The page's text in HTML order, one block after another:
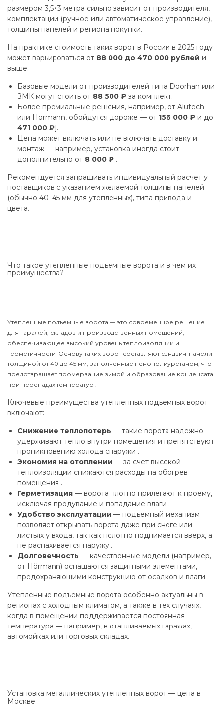
размером 3,5×3 метра сильно зависит от производителя,
комплектации (ручное или автоматическое управление),
толщины панелей и региона покупки.
На практике стоимость таких ворот в России в 2025 году
может варьироваться от 88 000 до 470 000 рублей и
выше:
Базовые модели от производителей типа Doorhan или
ЗМК могут стоить от 88 500 ₽ за комплект.
Более премиальные решения, например, от Alutech
или Hormann, обойдутся дороже — от 156 000 ₽ и до
471 000 ₽].
Цена может включать или не включать доставку и
монтаж — например, установка иногда стоит
дополнительно от 8 000 ₽ .
Рекомендуется запрашивать индивидуальный расчет у
поставщиков с указанием желаемой толщины панелей
(обычно 40–45 мм для утепленных), типа привода и
цвета.
Что такое утепленные подъемные ворота и в чем их
преимущества?
Утепленные подъемные ворота — это современное решение
для гаражей, складов и производственных помещений,
обеспечивающее высокий уровень теплоизоляции и
герметичности. Основу таких ворот составляют сэндвич-панели
толщиной от 40 до 45 мм, заполненные пенополиуретаном, что
предотвращает промерзание зимой и образование конденсата
при перепадах температур .
Ключевые преимущества утепленных подъемных ворот
включают:
Снижение теплопотерь — такие ворота надежно
удерживают тепло внутри помещения и препятствуют
проникновению холода снаружи .
Экономия на отоплении — за счет высокой
теплоизоляции снижаются расходы на обогрев
помещения .
Герметизация — ворота плотно прилегают к проему,
исключая продувание и попадание влаги .
Удобство эксплуатации — подъемный механизм
позволяет открывать ворота даже при снеге или
листьях у входа, так как полотно поднимается вверх, а
не распахивается наружу .
Долговечность — качественные модели (например,
от Hörmann) оснащаются защитными элементами,
предохраняющими конструкцию от осадков и влаги .
Утепленные подъемные ворота особенно актуальны в
регионах с холодным климатом, а также в тех случаях,
когда в помещении поддерживается постоянная
температура — например, в отапливаемых гаражах,
автомойках или торговых складах.
Установка металлических утепленных ворот — цена в
Москве